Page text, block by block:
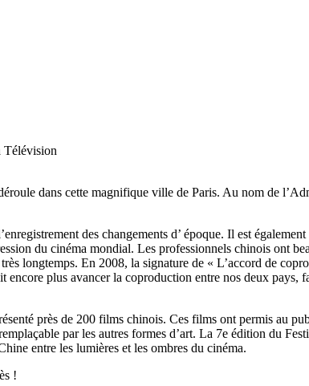
Télévision
dans cette magnifique ville de Paris. Au nom de
des changements d’ époque. Il est
du cinéma mondial. Les professionnels chinois ont
longtemps. En 2008, la signature de « L’accord de
plus avancer la coproduction entre nos deux pays,
près de 200 films chinois. Ces films ont permis au
par les autres formes d’art. La 7e édition du
entre les lumières et les ombres du cinéma.
!